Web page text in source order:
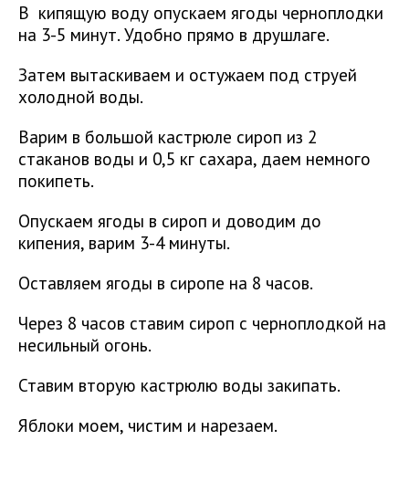
В кипящую воду опускаем ягоды черноплодки
на 3-5 минут. Удобно прямо в друшлаге.
Затем вытаскиваем и остужаем под струей
холодной воды.
Варим в большой кастрюле сироп из 2
стаканов воды и 0,5 кг сахара, даем немного
покипеть.
Опускаем ягоды в сироп и доводим до
кипения, варим 3-4 минуты.
Оставляем ягоды в сиропе на 8 часов.
Через 8 часов ставим сироп с черноплодкой на
несильный огонь.
Ставим вторую кастрюлю воды закипать.
Яблоки моем, чистим и нарезаем.